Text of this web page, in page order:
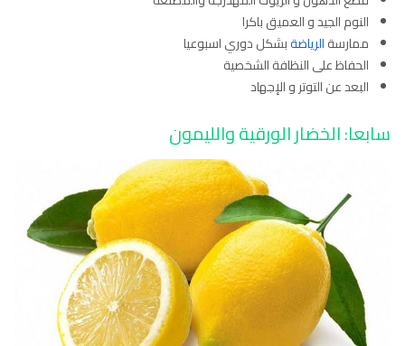
النوم الجيد و العميق باكرا
ممارسةالرياضةبشكل دوري اسبوعيا
الحفاظ على النظافة الشخصية
البعد عن التوتر و الإجهاد
سابعا: الخضار الورقية والليمون